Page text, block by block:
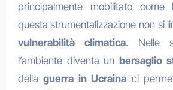
principalmente mobilitato come
questa strumentalizzazione non si
vulnerabilità climatica. Nelle
l’ambiente diventa un bersaglio
dellaguerra in Ucraina ci